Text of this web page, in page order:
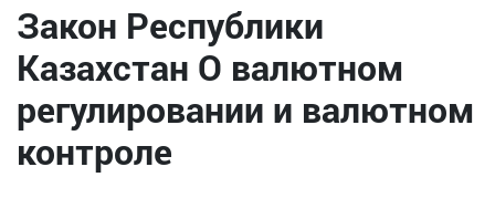
Закон Республики
Казахстан О валютном
регулировании и валютном
контроле